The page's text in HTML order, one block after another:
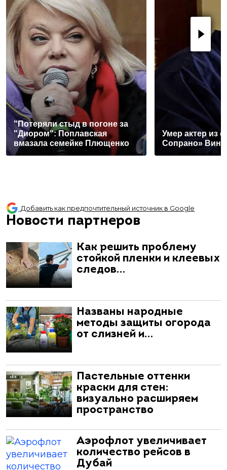
"Потеряли стыд в погоне за
"Диором": Поплавская
вмазала семейке Плющенко
Умер актер из
Сопрано»
Добавить как предпочтительный источник в Google
Новости партнеров
Как решить проблему
стойкой пленки и клеевых
следов…
Названы народные
методы защиты огорода
от слизней и…
Пастельные оттенки
краски для стен:
визуально расширяем
пространство
Аэрофлот увеличивает
количество рейсов в
Дубай